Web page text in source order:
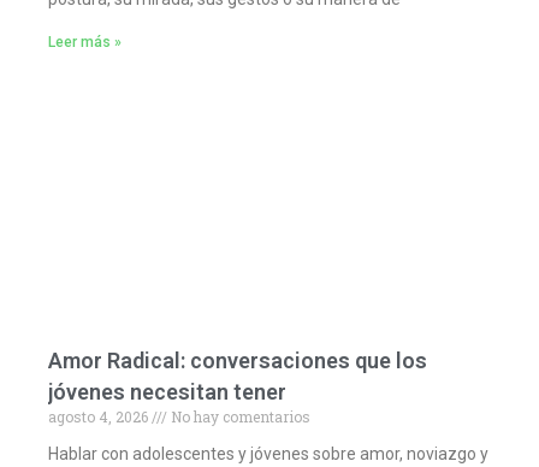
Leer más »
Amor Radical: conversaciones que los
jóvenes necesitan tener
agosto 4, 2026
No hay comentarios
Hablar con adolescentes y jóvenes sobre amor, noviazgo y